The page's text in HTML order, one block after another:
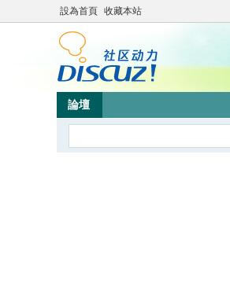
設為首頁 收藏本站
論壇